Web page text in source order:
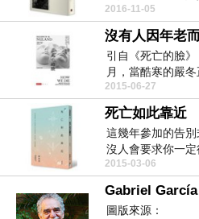
一世界涉越到...
2016-11-05
沒有人因年老
引自《死亡的臉
月，當酷寒的嚴
每年的《...
2015-06-27
死亡如此靠近
這幾年參加的告
沒人會要求你一
親人，受良好...
2015-03-06
Gabriel
圖版來源：